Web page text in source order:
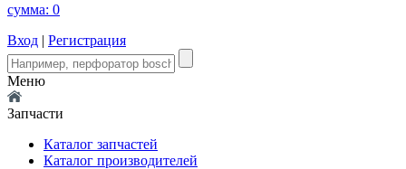
сумма: 0
Вход | Регистрация
Меню
Запчасти
Каталог запчастей
Каталог производителей